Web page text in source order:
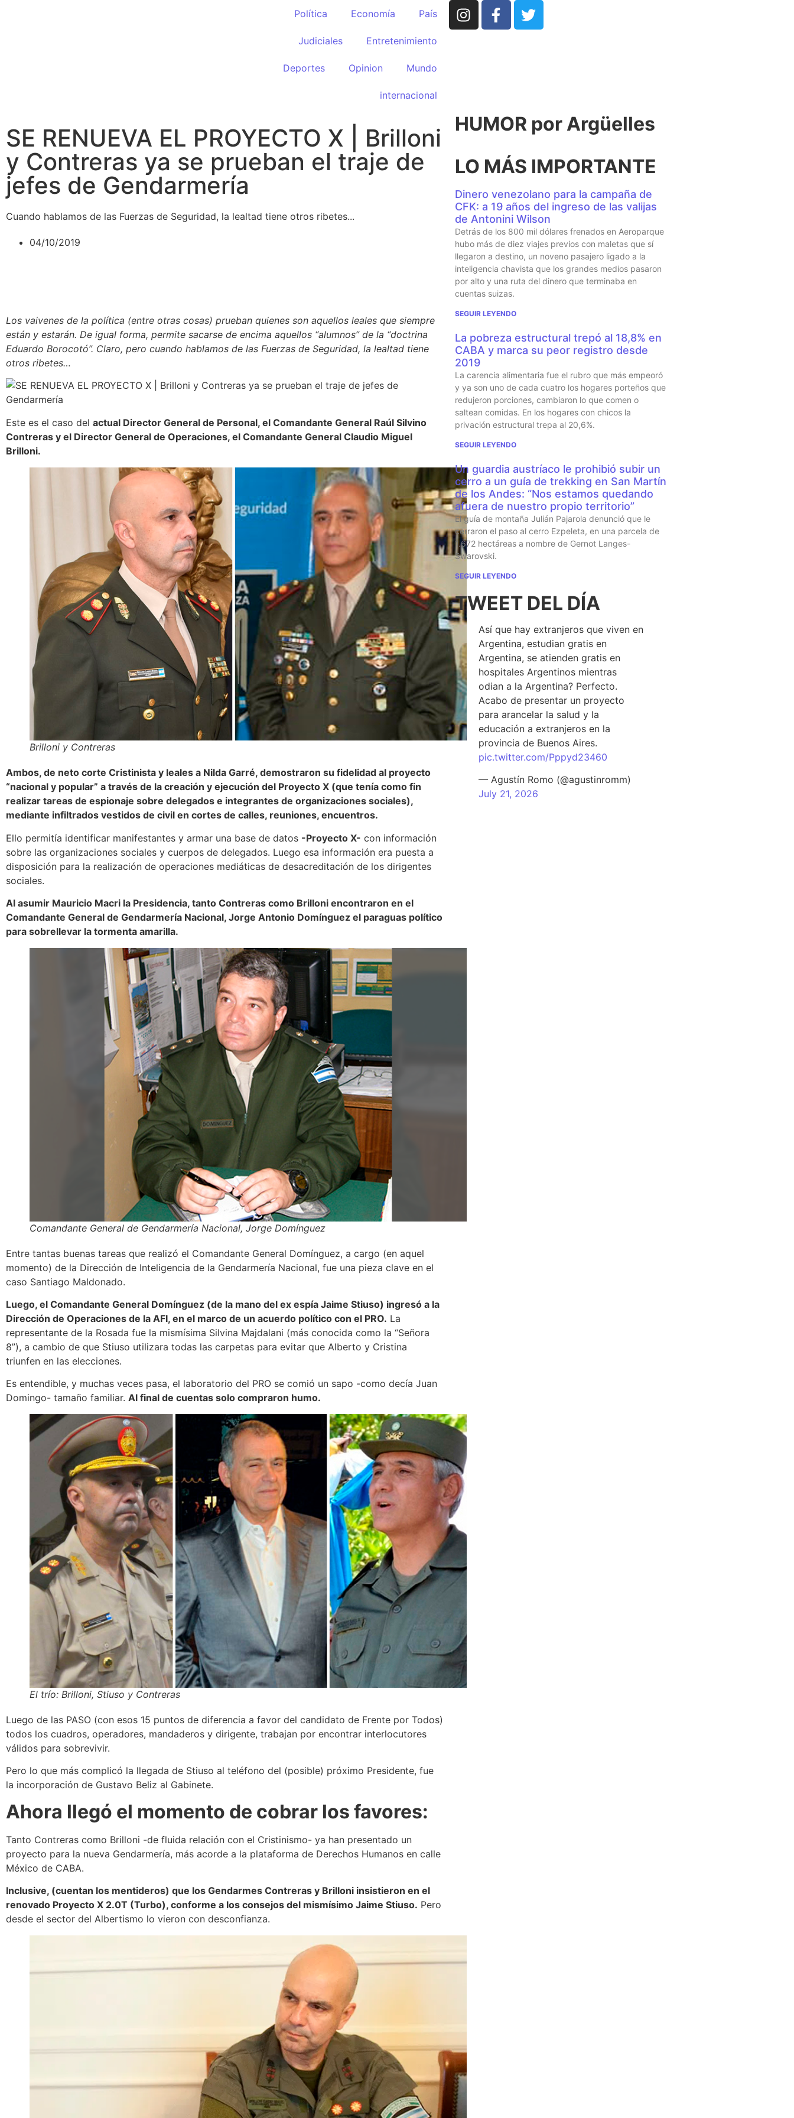
Política Economía País
Judiciales Entretenimiento
Deportes Opinion Mundo
internacional
SE RENUEVA EL PROYECTO X | Brilloni
y Contreras ya se prueban el traje de
jefes de Gendarmería
Cuando hablamos de las Fuerzas de Seguridad, la lealtad tiene otros ribetes...
04/10/2019
Los vaivenes de la política (entre otras cosas) prueban quienes son aquellos leales que siempre
están y estarán. De igual forma, permite sacarse de encima aquellos “alumnos” de la “doctrina
Eduardo Borocotó”. Claro, pero cuando hablamos de las Fuerzas de Seguridad, la lealtad tiene
otros ribetes…
Este es el caso del actual Director General de Personal, el Comandante General Raúl Silvino
Contreras y el Director General de Operaciones, el Comandante General Claudio Miguel
Brilloni.
Brilloni y Contreras
Ambos, de neto corte Cristinista y leales a Nilda Garré, demostraron su fidelidad al proyecto
“nacional y popular” a través de la creación y ejecución del Proyecto X (que tenía como fin
realizar tareas de espionaje sobre delegados e integrantes de organizaciones sociales),
mediante infiltrados vestidos de civil en cortes de calles, reuniones, encuentros.
Ello permitía identificar manifestantes y armar una base de datos -Proyecto X- con información
sobre las organizaciones sociales y cuerpos de delegados. Luego esa información era puesta a
disposición para la realización de operaciones mediáticas de desacreditación de los dirigentes
sociales.
Al asumir Mauricio Macri la Presidencia, tanto Contreras como Brilloni encontraron en el
Comandante General de Gendarmería Nacional, Jorge Antonio Domínguez el paraguas político
para sobrellevar la tormenta amarilla.
Comandante General de Gendarmería Nacional, Jorge Domínguez
Entre tantas buenas tareas que realizó el Comandante General Domínguez, a cargo (en aquel
momento) de la Dirección de Inteligencia de la Gendarmería Nacional, fue una pieza clave en el
caso Santiago Maldonado.
Luego, el Comandante General Domínguez (de la mano del ex espía Jaime Stiuso) ingresó a la
Dirección de Operaciones de la AFI, en el marco de un acuerdo político con el PRO. La
representante de la Rosada fue la mismísima Silvina Majdalani (más conocida como la “Señora
8”), a cambio de que Stiuso utilizara todas las carpetas para evitar que Alberto y Cristina
triunfen en las elecciones.
Es entendible, y muchas veces pasa, el laboratorio del PRO se comió un sapo -como decía Juan
Domingo- tamaño familiar. Al final de cuentas solo compraron humo.
El trío: Brilloni, Stiuso y Contreras
Luego de las PASO (con esos 15 puntos de diferencia a favor del candidato de Frente por Todos)
todos los cuadros, operadores, mandaderos y dirigente, trabajan por encontrar interlocutores
válidos para sobrevivir.
Pero lo que más complicó la llegada de Stiuso al teléfono del (posible) próximo Presidente, fue
la incorporación de Gustavo Beliz al Gabinete.
Ahora llegó el momento de cobrar los favores:
Tanto Contreras como Brilloni -de fluida relación con el Cristinismo- ya han presentado un
proyecto para la nueva Gendarmería, más acorde a la plataforma de Derechos Humanos en calle
México de CABA.
Inclusive, (cuentan los mentideros) que los Gendarmes Contreras y Brilloni insistieron en el
renovado Proyecto X 2.0T (Turbo), conforme a los consejos del mismísimo Jaime Stiuso. Pero
desde el sector del Albertismo lo vieron con desconfianza.
HUMOR por Argüelles​
LO MÁS IMPORTANTE
Dinero venezolano para la campaña de
CFK: a 19 años del ingreso de las valijas
de Antonini Wilson
Detrás de los 800 mil dólares frenados en Aeroparque
hubo más de diez viajes previos con maletas que sí
llegaron a destino, un noveno pasajero ligado a la
inteligencia chavista que los grandes medios pasaron
por alto y una ruta del dinero que terminaba en
cuentas suizas.
SEGUIR LEYENDO
La pobreza estructural trepó al 18,8% en
CABA y marca su peor registro desde
2019
La carencia alimentaria fue el rubro que más empeoró
y ya son uno de cada cuatro los hogares porteños que
redujeron porciones, cambiaron lo que comen o
saltean comidas. En los hogares con chicos la
privación estructural trepa al 20,6%.
SEGUIR LEYENDO
Un guardia austríaco le prohibió subir un
cerro a un guía de trekking en San Martín
de los Andes: “Nos estamos quedando
afuera de nuestro propio territorio”
El guía de montaña Julián Pajarola denunció que le
cerraron el paso al cerro Ezpeleta, en una parcela de
1.672 hectáreas a nombre de Gernot Langes-
Swarovski.
SEGUIR LEYENDO
TWEET DEL DÍA
Así que hay extranjeros que viven en
Argentina, estudian gratis en
Argentina, se atienden gratis en
hospitales Argentinos mientras
odian a la Argentina? Perfecto.
Acabo de presentar un proyecto
para arancelar la salud y la
educación a extranjeros en la
provincia de Buenos Aires.
pic.twitter.com/Pppyd23460
— Agustín Romo (@agustinromm)
July 21, 2026